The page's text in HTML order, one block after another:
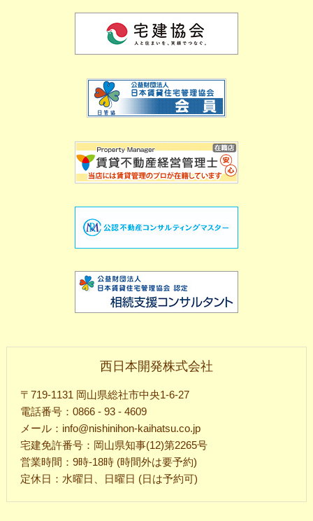
西日本開発株式会社
〒719-1131 岡山県総社市中央1-6-27
電話番号：0866 - 93 - 4609
メール：info@nishinihon-kaihatsu.co.jp
宅建免許番号：岡山県知事(12)第2265号
営業時間：9時-18時 (時間外は要予約)
定休日：水曜日、日曜日 (日は予約可)